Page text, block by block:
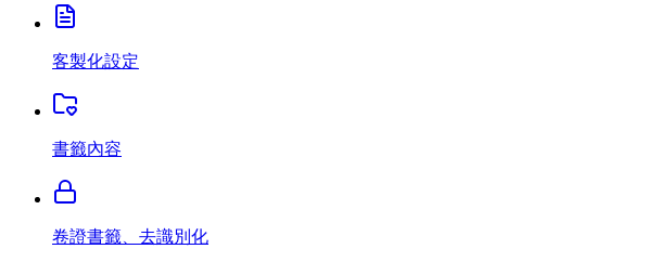
客製化設定
書籤內容
卷證書籤、去識別化